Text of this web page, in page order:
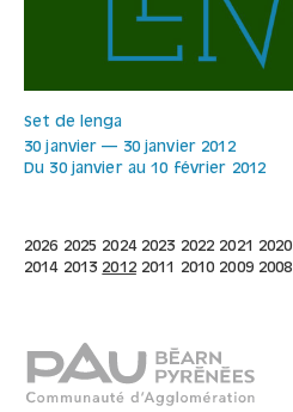
Set de lenga
30 janvier — 30 janvier 2012
Du 30 janvier au 10 février 2012
2026 2025 2024 2023 2022 2021 2020
2014 2013 2012 2011 2010 2009 2008